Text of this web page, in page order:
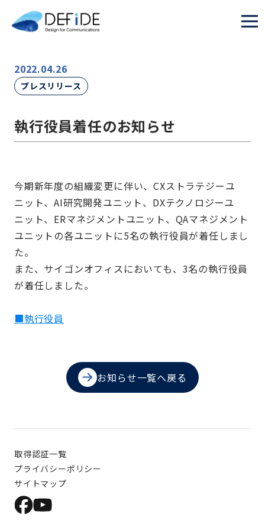
2022.04.26
プレスリリース
執行役員着任のお知らせ
今期新年度の組織変更に伴い、CXストラテジーユ
ニット、AI研究開発ユニット、DXテクノロジーユ
ニット、ERマネジメントユニット、QAマネジメント
ユニットの各ユニットに5名の執行役員が着任しまし
た。
また、サイゴンオフィスにおいても、3名の執行役員
が着任しました。
■執行役員
お知らせ一覧へ戻る
取得認証一覧
プライバシーポリシー
サイトマップ